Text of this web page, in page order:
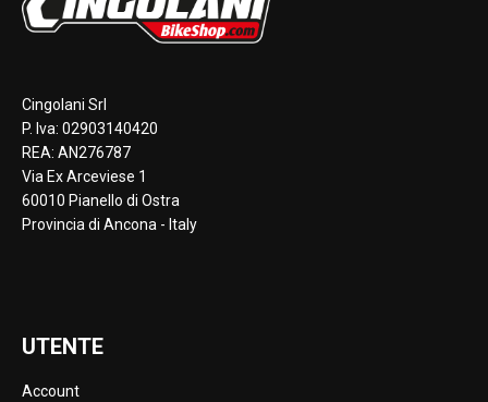
Cingolani Srl
P. Iva: 02903140420
REA: AN276787
Via Ex Arceviese 1
60010 Pianello di Ostra
Provincia di Ancona - Italy
UTENTE
Account